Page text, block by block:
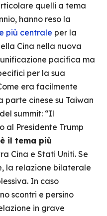
quelli a tema
hanno reso la
più centrale per la
Cina nella nuova
pacifica ma
per la sua
era facilmente
cinese su Taiwan
summit: “Il
al Presidente Trump
il tema più
Cina e Stati Uniti. Se
la relazione bilaterale
In caso
scontri e persino
in grave